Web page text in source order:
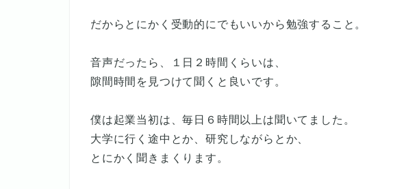
だからとにかく受動的にでもいいから勉強すること。
音声だったら、１日２時間くらいは、
隙間時間を見つけて聞くと良いです。
僕は起業当初は、毎日６時間以上は聞いてました。
大学に行く途中とか、研究しながらとか、
とにかく聞きまくります。